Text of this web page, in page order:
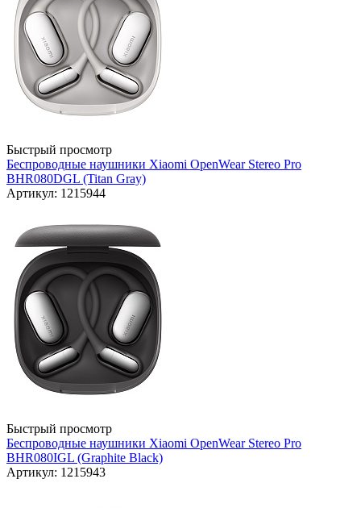
Быстрый просмотр
Беспроводные наушники Xiaomi OpenWear Stereo Pro
BHR080DGL (Titan Gray)
Артикул: 1215944
Быстрый просмотр
Беспроводные наушники Xiaomi OpenWear Stereo Pro
BHR080IGL (Graphite Black)
Артикул: 1215943